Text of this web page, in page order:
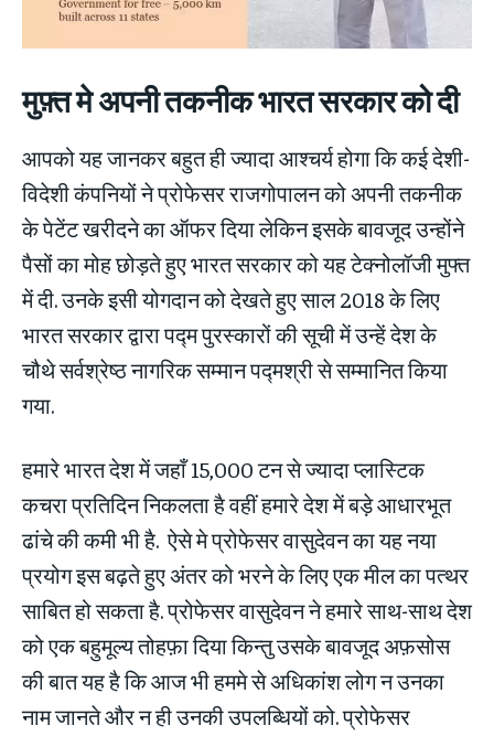
मुफ़्त मे अपनी तकनीक भारत सरकार को दी
आपको यह जानकर बहुत ही ज्यादा आश्चर्य होगा कि कई देशी-
विदेशी कंपनियों ने प्रोफेसर राजगोपालन को अपनी तकनीक
के पेटेंट खरीदने का ऑफर दिया लेकिन इसके बावजूद उन्होंने
पैसों का मोह छोड़ते हुए भारत सरकार को यह टेक्नोलॉजी मुफ्त
में दी. उनके इसी योगदान को देखते हुए साल 2018 के लिए
भारत सरकार द्वारा पद्म पुरस्कारों की सूची में उन्हें देश के
चौथे सर्वश्रेष्ठ नागरिक सम्मान पद्मश्री से सम्मानित किया
गया.
हमारे भारत देश में जहाँ 15,000 टन से ज्यादा प्लास्टिक
कचरा प्रतिदिन निकलता है वहीं हमारे देश में बड़े आधारभूत
ढांचे की कमी भी है. ऐसे मे प्रोफेसर वासुदेवन का यह नया
प्रयोग इस बढ़ते हुए अंतर को भरने के लिए एक मील का पत्थर
साबित हो सकता है. प्रोफेसर वासुदेवन ने हमारे साथ-साथ देश
को एक बहुमूल्य तोहफ़ा दिया किन्तु उसके बावजूद अफ़सोस
की बात यह है कि आज भी हममे से अधिकांश लोग न उनका
नाम जानते और न ही उनकी उपलब्धियों को. प्रोफेसर